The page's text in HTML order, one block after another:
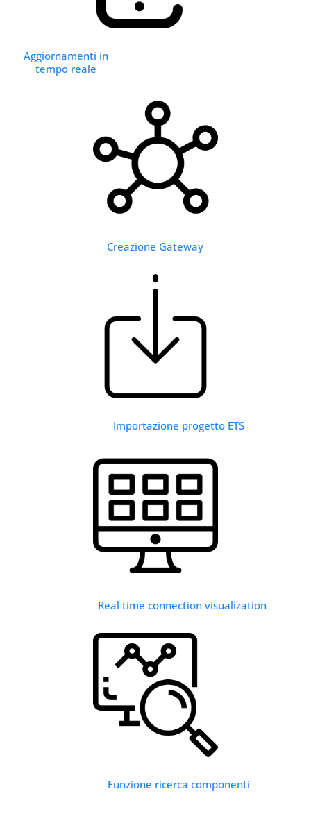
Aggiornamenti in
tempo reale
Creazione Gateway
Importazione progetto ETS
Real time connection visualization
Funzione ricerca componenti